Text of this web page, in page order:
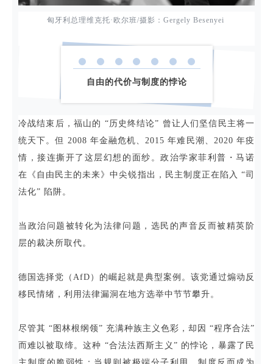
匈牙利总理维克托·欧尔班/摄影：Gergely Besenyei
自由的代价与制度的悖论
冷战结束后，福山的 “历史终结论” 曾让人们坚信民主将一
统天下。但 2008 年金融危机、2015 年难民潮、2020 年疫
情，接连撕开了这层幻想的面纱。政治学家菲利普・马诺
在《自由民主的未来》中尖锐指出，民主制度正在陷入 “司
法化” 陷阱。
当政治问题被转化为法律问题，选民的声音反而被精英阶
层的裁决所取代。
德国选择党（AfD）的崛起就是典型案例。该党通过煽动反
移民情绪，利用法律漏洞在地方选举中节节攀升。
尽管其 “图林根纲领” 充满种族主义色彩，却因 “程序合法”
而难以被取缔。这种 “合法法西斯主义” 的悖论，暴露了民